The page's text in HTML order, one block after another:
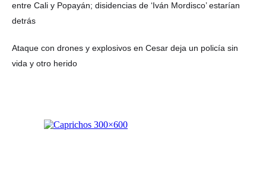
entre Cali y Popayán; disidencias de ‘Iván Mordisco’ estarían
detrás
Ataque con drones y explosivos en Cesar deja un policía sin
vida y otro herido